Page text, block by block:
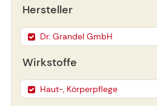
Hersteller
Dr. Grandel GmbH
Wirkstoffe
Haut-, Körperpflege